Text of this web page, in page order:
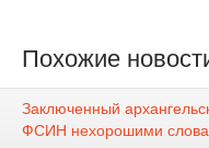
Похожие
Заключенный
ФСИН нехорошими